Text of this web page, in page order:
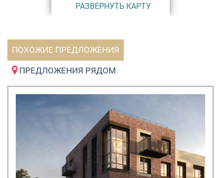
РАЗВЕРНУТЬ КАРТУ
ПОХОЖИЕ ПРЕДЛОЖЕНИЯ
ПРЕДЛОЖЕНИЯ РЯДОМ